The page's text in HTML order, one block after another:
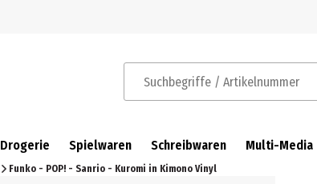
Suchbegriffe / Artikelnummer
Drogerie Spielwaren Schreibwaren Multi-Media
Funko - POP! - Sanrio - Kuromi in Kimono Vinyl